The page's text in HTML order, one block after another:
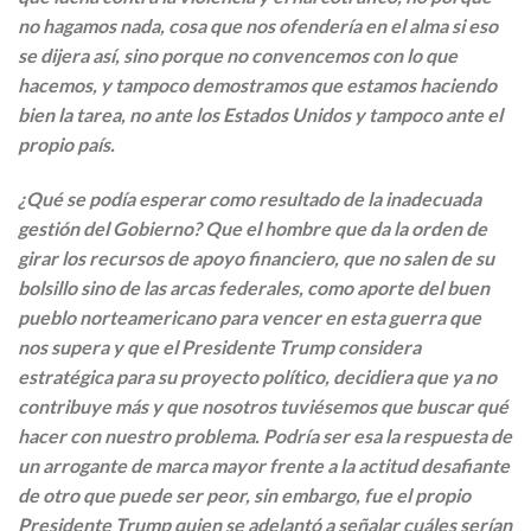
no hagamos nada, cosa que nos ofendería en el alma si eso
se dijera así, sino porque no convencemos con lo que
hacemos, y tampoco demostramos que estamos haciendo
bien la tarea, no ante los Estados Unidos y tampoco ante el
propio país.
¿Qué se podía esperar como resultado de la inadecuada
gestión del Gobierno? Que el hombre que da la orden de
girar los recursos de apoyo financiero, que no salen de su
bolsillo sino de las arcas federales, como aporte del buen
pueblo norteamericano para vencer en esta guerra que
nos supera y que el Presidente Trump considera
estratégica para su proyecto político, decidiera que ya no
contribuye más y que nosotros tuviésemos que buscar qué
hacer con nuestro problema. Podría ser esa la respuesta de
un arrogante de marca mayor frente a la actitud desafiante
de otro que puede ser peor, sin embargo, fue el propio
Presidente Trump quien se adelantó a señalar cuáles serían